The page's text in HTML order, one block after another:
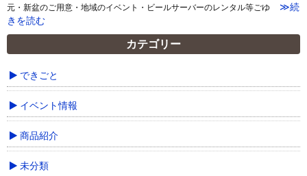
元・新盆のご用意・地域のイベント・ビールサーバーのレンタル等ごゆ
≫続
きを読む
カテゴリー
できごと
イベント情報
商品紹介
未分類